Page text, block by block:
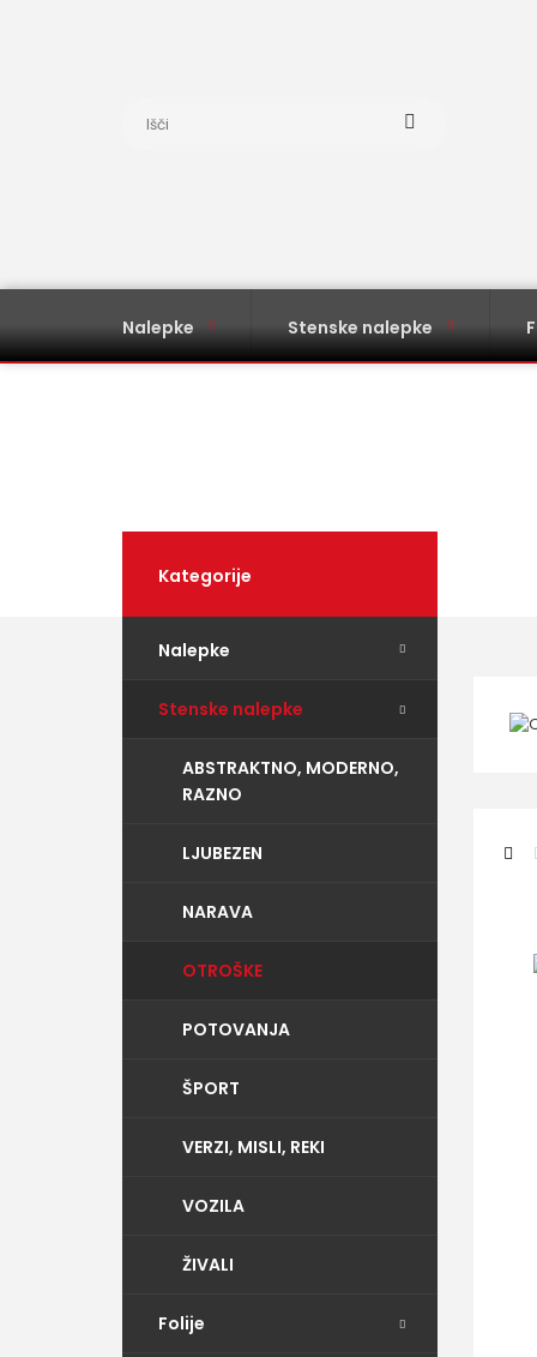
Nalepke Stenske nalepke
Kategorije
Nalepke
Stenske nalepke
ABSTRAKTNO, MODERNO,
RAZNO
LJUBEZEN
NARAVA
OTROŠKE
POTOVANJA
ŠPORT
VERZI, MISLI, REKI
VOZILA
ŽIVALI
Folije